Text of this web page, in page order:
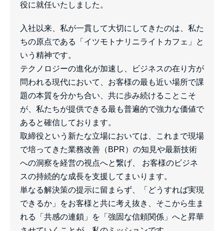
役に就任いたしました。
入社以来、私が一貫して大切にしてきたのは、私た
ちの原点である「イツモトナリニライトカフェ」と
いう精神です。
テクノロジーの進化が加速し、ビジネスの在り方が
問われる現代において、お客様の最も近い場所で課
題の本質を分かち合い、共に歩み続けることこそ
が、私たちが提供できる最も普遍的で強力な価値で
あると確信しております。
取締役という新たな立場においては、これまで現場
で培ってきた業務改善（BPR）の知見や最新技術
への洞察を経営の視点へと繋げ、 お客様のビジネ
スの持続的な成長を支援してまいります。
単なる解決策の提示に留まらず、「どうすれば実現
できるか」をお客様と共に考え抜き、そこから生ま
れる「共感の連鎖」を「強固な信頼関係」へと昇華